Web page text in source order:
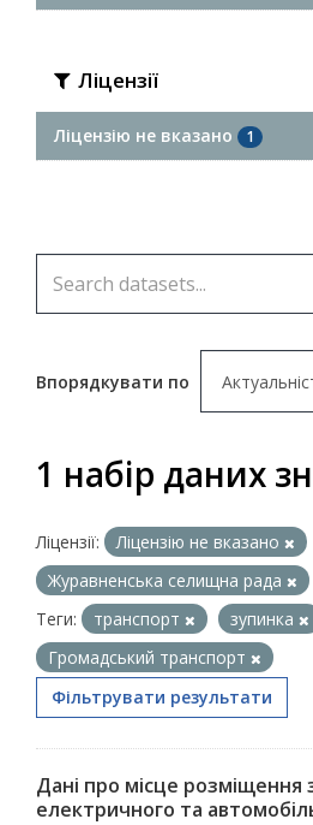
Ліцензії
Ліцензію не вказано 1
Впорядкувати по
1 набір даних
Ліцензії: Ліцензію не вказано
Журавненська селищна рада
Теги:
транспорт зупинка
Громадський транспорт
Фільтрувати результати
Дані про місце розміщення
електричного та